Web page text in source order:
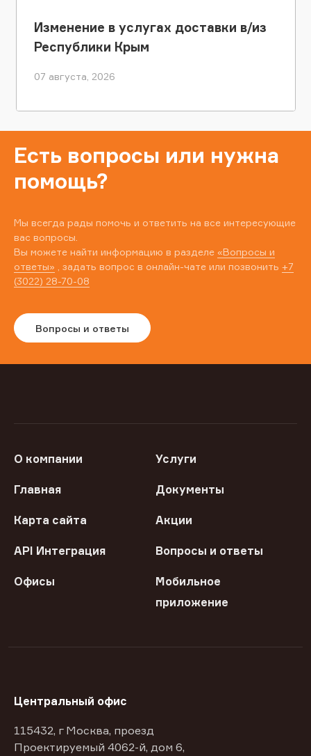
Изменение в услугах доставки в/из
Республики Крым
07 августа, 2026
Есть вопросы или нужна
помощь?
Мы всегда рады помочь и ответить на все интересующие
вас вопросы.
Вы можете найти информацию в разделе «Вопросы и
ответы» , задать вопрос в онлайн-чате или позвонить +7
(3022) 28-70-08
Вопросы и ответы
О компании Услуги
Главная Документы
Карта сайта Акции
API Интеграция Вопросы и ответы
Офисы
Мобильное
приложение
Центральный офис
115432, г Москва, проезд
Проектируемый 4062-й, дом 6,